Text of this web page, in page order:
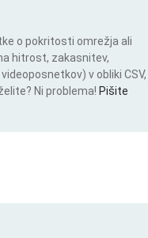
o pokritosti omrežja ali
hitrost, zakasnitev,
v obliki CSV,
Ni problema! Pišite